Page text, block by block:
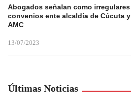
Abogados señalan como irregulares
convenios ente alcaldía de Cúcuta y
AMC
13/07/2023
Últimas Noticias